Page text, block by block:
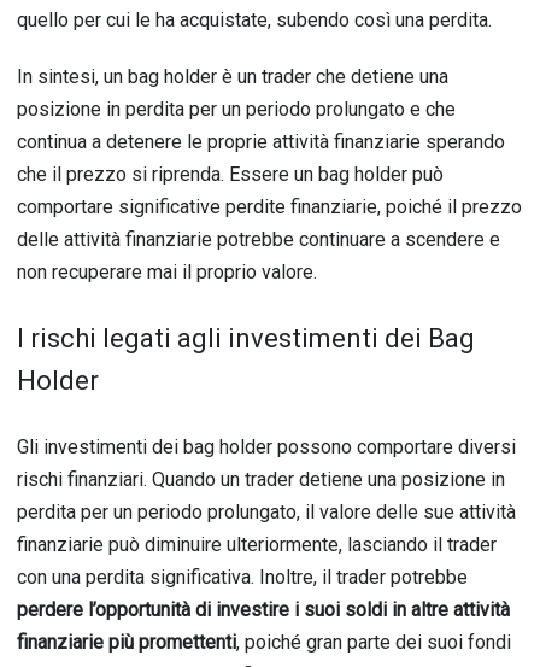
quello per cui le ha acquistate, subendo così una perdita.
In sintesi, un bag holder è un trader che detiene una
posizione in perdita per un periodo prolungato e che
continua a detenere le proprie attività finanziarie sperando
che il prezzo si riprenda. Essere un bag holder può
comportare significative perdite finanziarie, poiché il prezzo
delle attività finanziarie potrebbe continuare a scendere e
non recuperare mai il proprio valore.
I rischi legati agli investimenti dei Bag
Holder
Gli investimenti dei bag holder possono comportare diversi
rischi finanziari. Quando un trader detiene una posizione in
perdita per un periodo prolungato, il valore delle sue attività
finanziarie può diminuire ulteriormente, lasciando il trader
con una perdita significativa. Inoltre, il trader potrebbe
perdere l’opportunità di investire i suoi soldi in altre attività
finanziarie più promettenti, poiché gran parte dei suoi fondi